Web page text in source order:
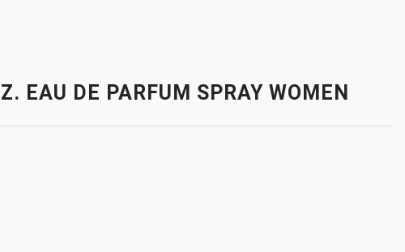
EAU DE PARFUM SPRAY WOMEN